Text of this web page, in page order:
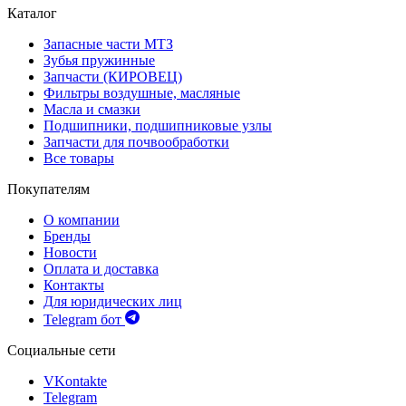
Каталог
Запасные части МТЗ
Зубья пружинные
Запчасти (КИРОВЕЦ)
Фильтры воздушные, масляные
Масла и смазки
Подшипники, подшипниковые узлы
Запчасти для почвообработки
Все товары
Покупателям
О компании
Бренды
Новости
Оплата и доставка
Контакты
Для юридических лиц
Telegram бот
Социальные сети
VKontakte
Telegram